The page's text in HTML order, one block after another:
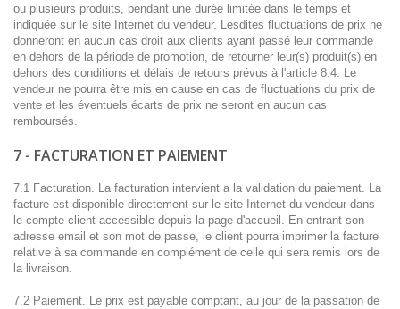
ou plusieurs produits, pendant une durée limitée dans le temps et
indiquée sur le site Internet du vendeur. Lesdites fluctuations de prix ne
donneront en aucun cas droit aux clients ayant passé leur commande
en dehors de la période de promotion, de retourner leur(s) produit(s) en
dehors des conditions et délais de retours prévus à l'article 8.4. Le
vendeur ne pourra être mis en cause en cas de fluctuations du prix de
vente et les éventuels écarts de prix ne seront en aucun cas
remboursés.
7 - FACTURATION ET PAIEMENT
7.1 Facturation. La facturation intervient a la validation du paiement. La
facture est disponible directement sur le site Internet du vendeur dans
le compte client accessible depuis la page d'accueil. En entrant son
adresse email et son mot de passe, le client pourra imprimer la facture
relative à sa commande en complément de celle qui sera remis lors de
la livraison.
7.2 Paiement. Le prix est payable comptant, au jour de la passation de